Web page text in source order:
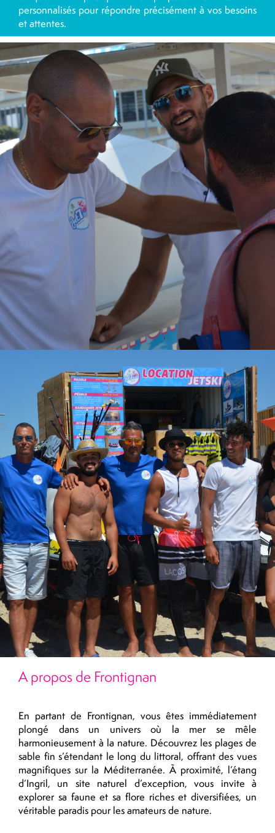
personnalisés pour répondre précisément à vos besoins
et attentes.
A propos de Frontignan
En partant de Frontignan, vous êtes immédiatement
plongé dans un univers où la mer se mêle
harmonieusement à la nature. Découvrez les plages de
sable fin s’étendant le long du littoral, offrant des vues
magnifiques sur la Méditerranée. À proximité, l’étang
d’Ingril, un site naturel d’exception, vous invite à
explorer sa faune et sa flore riches et diversifiées, un
véritable paradis pour les amateurs de nature.